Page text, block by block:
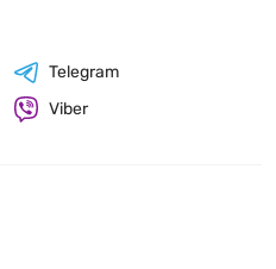
Telegram
Viber